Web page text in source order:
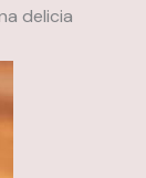
delicia